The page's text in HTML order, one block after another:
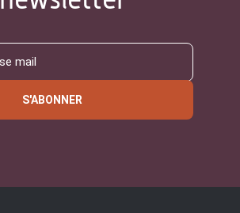
S'ABONNER